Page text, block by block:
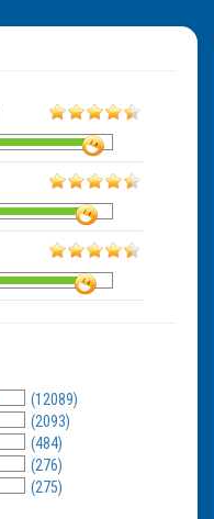
(12089)
(2093)
(484)
(276)
(275)